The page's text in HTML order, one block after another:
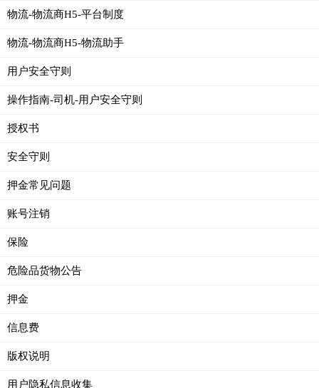
物流-物流商H5-平台制度
物流-物流商H5-物流助手
用户安全守则
操作指南-司机-用户安全守则
授权书
安全守则
押金常见问题
账号注销
保险
危险品货物公告
押金
信息费
版权说明
用户隐私信息收集